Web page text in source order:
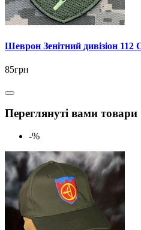
Шеврон Зенітний дивізіон
85грн
Переглянуті вами товари
-%